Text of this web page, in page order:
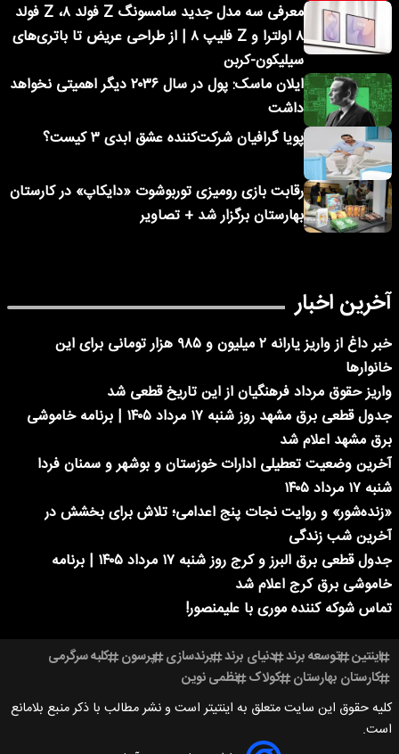
معرفی سه مدل جدید سامسونگ Z فولد ۸، Z فولد
۸ اولترا و Z فلیپ ۸ | از طراحی عریض تا باتری‌های
سیلیکون-کربن
ایلان ماسک: پول در سال ۲۰۳۶ دیگر اهمیتی نخواهد
داشت
پویا گرافیان شرکت‌کننده عشق ابدی ۳ کیست؟
رقابت بازی رومیزی توربوشوت «دایکاپ» در کارستان
بهارستان برگزار شد + تصاویر
آخرین اخبار
خبر داغ از واریز یارانه ۲ میلیون و ۹۸۵ هزار تومانی برای این
خانوارها
واریز حقوق مرداد فرهنگیان از این تاریخ قطعی شد
جدول قطعی برق مشهد روز شنبه ۱۷ مرداد ۱۴۰۵ | برنامه خاموشی
برق مشهد اعلام شد
آخرین وضعیت تعطیلی ادارات خوزستان و بوشهر و سمنان فردا
شنبه ۱۷ مرداد ۱۴۰۵
«زنده‌شور» و روایت نجات پنج اعدامی؛ تلاش برای بخشش در
آخرین شب زندگی
جدول قطعی برق البرز و کرج روز شنبه ۱۷ مرداد ۱۴۰۵ | برنامه
خاموشی برق کرج اعلام شد
تماس شوکه کننده موری با علیمنصور!
اینتین توسعه برند دنیای برند برندسازی پرسون کلبه سرگرمی
کارستان بهارستان کولاک نظمی نوین
کلیه حقوق این سایت متعلق به اینتیتر است و نشر مطالب با ذکر منبع بلامانع
است.